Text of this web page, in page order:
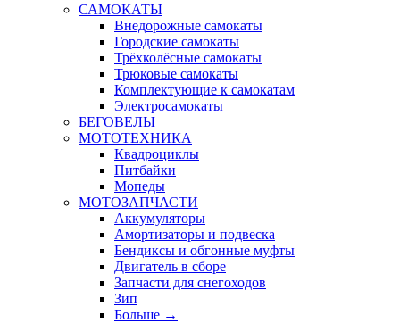
САМОКАТЫ
Внедорожные самокаты
Городские самокаты
Трёхколёсные самокаты
Трюковые самокаты
Комплектующие к самокатам
Электросамокаты
БЕГОВЕЛЫ
МОТОТЕХНИКА
Квадроциклы
Питбайки
Мопеды
МОТОЗАПЧАСТИ
Аккумуляторы
Амортизаторы и подвеска
Бендиксы и обгонные муфты
Двигатель в сборе
Запчасти для снегоходов
Зип
Больше →